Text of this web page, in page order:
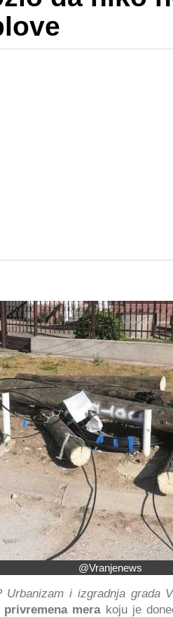
@Vranjenews
Urbanizam i izgradnja grada
privremena merakoju je